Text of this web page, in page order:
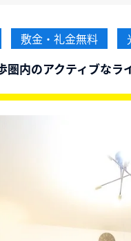
敷金・礼金無料
内のアクティブな